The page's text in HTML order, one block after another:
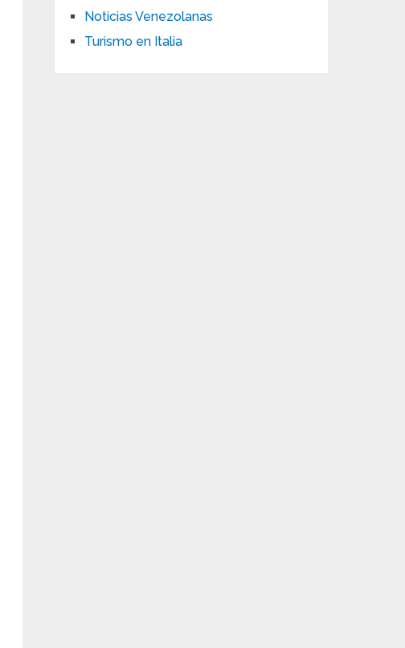
Noticias Venezolanas
Turismo en Italia